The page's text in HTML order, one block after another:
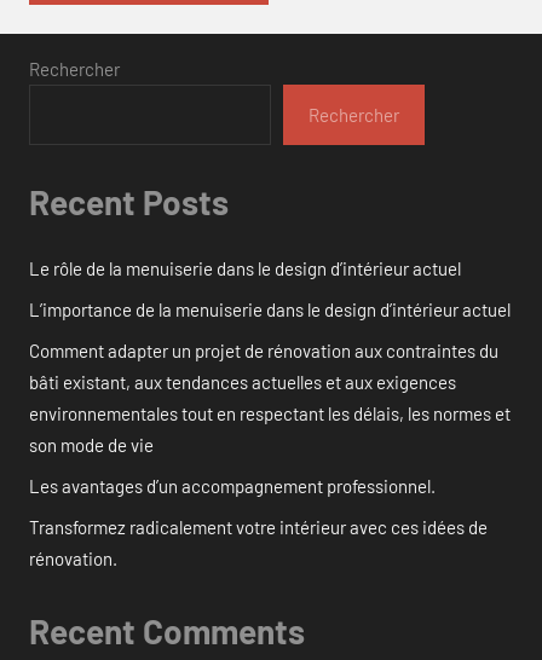
Rechercher
Rechercher
Recent Posts
Le rôle de la menuiserie dans le design d’intérieur actuel
L’importance de la menuiserie dans le design d’intérieur actuel
Comment adapter un projet de rénovation aux contraintes du
bâti existant, aux tendances actuelles et aux exigences
environnementales tout en respectant les délais, les normes et
son mode de vie
Les avantages d’un accompagnement professionnel.
Transformez radicalement votre intérieur avec ces idées de
rénovation.
Recent Comments